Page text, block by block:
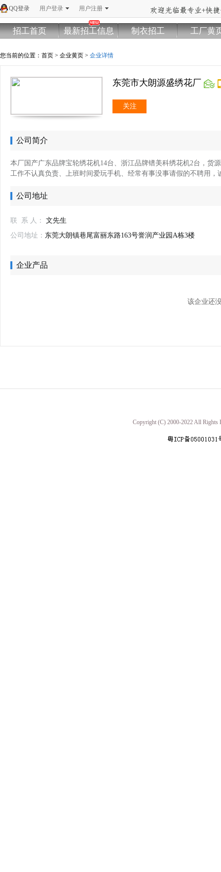
用户登录 用户注册
QQ登录
招工首页 最新招工信息 制衣招工 工厂黄
您当前的位置： 首页 > 企业黄页 > 企业详情
东莞市大朗源盛绣花厂
关注
公司简介
本厂国产广东品牌宝轮绣花机14台、浙江品牌镨美科绣花机2台， 货
工作不认真负责、上班时间爱玩手机、经常有事没事请假的不聘用
公司地址
联 系 人：
文先生
公司地址： 东莞大朗镇巷尾富丽东路163号誉润产业园A栋3楼
企业产品
该企业还
Copyright (C) 2000-2022 All